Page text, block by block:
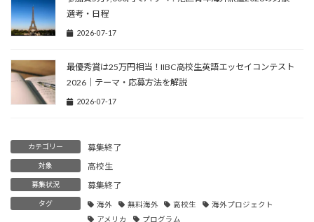
選考・日程
2026-07-17
最優秀賞は25万円相当！IIBC高校生英語エッセイコンテスト
2026｜テーマ・応募方法を解説
2026-07-17
カテゴリー 募集終了
対象 高校生
募集状況 募集終了
タグ 海外 無料海外 高校生
海外プロジェクト
アメリカ
プログラム